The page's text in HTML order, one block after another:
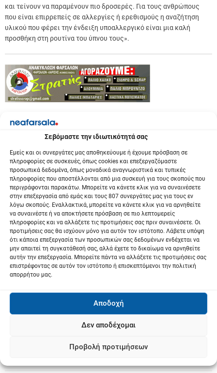
Σεβόμαστε την ιδιωτικότητά σας
Εμείς και οι συνεργάτες μας αποθηκεύουμε ή έχουμε πρόσβαση σε
πληροφορίες σε συσκευές, όπως cookies και επεξεργαζόμαστε
προσωπικά δεδομένα, όπως μοναδικά αναγνωριστικά και τυπικές
πληροφορίες που αποστέλλονται από μια συσκευή για τους σκοπούς που
περιγράφονται παρακάτω. Μπορείτε να κάνετε κλικ για να συναινέσετε
στην επεξεργασία από εμάς και τους 807 συνεργάτες μας για τους εν
λόγω σκοπούς. Εναλλακτικά, μπορείτε να κάνετε κλικ για να αρνηθείτε
να συναινέστε ή να αποκτήσετε πρόσβαση σε πιο λεπτομερείς
πληροφορίες και να αλλάξετε τις προτιμήσεις σας πριν συναινέσετε. Οι
προτιμήσεις σας θα ισχύουν μόνο για αυτόν τον ιστότοπο. Λάβετε υπόψη
ότι κάποια επεξεργασία των προσωπικών σας δεδομένων ενδέχεται να
μην απαιτεί τη συγκατάθεσή σας, αλλά έχετε το δικαίωμα να αρνηθείτε
αυτήν την επεξεργασία. Μπορείτε πάντα να αλλάξετε τις προτιμήσεις σας
επιστρέφοντας σε αυτόν τον ιστότοπο ή επισκεπτόμενοι την πολιτική
απορρήτου μας.
Αποδοχή
Δεν αποδέχομαι
Προβολή προτιμήσεων
και τείνουν να παραμένουν πιο δροσερές. Για τους ανθρώπους
που είναι επιρρεπείς σε αλλεργίες ή ερεθισμούς η αναζήτηση
υλικού που φέρει την ένδειξη υποαλλεργικό είναι μια καλή
προσθήκη στη ρουτίνα του ύπνου τους».
Π
λ
ο
ή
γ
η
σ
ρ
Previous:
Προκρίθηκε ο Τσιτσιπάς στους «16» του
Australian Open
Next:
Μεγάλη η έλλειψη πινακίδων σήμανσης
στην πόλη των Φαρσάλων